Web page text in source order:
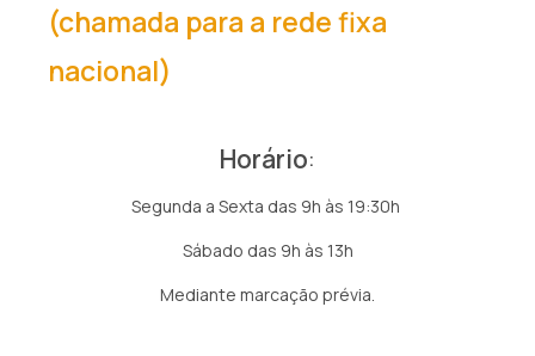
(chamada para a rede fixa
nacional)
Horário:
Segunda a Sexta das 9h às 19:30h
Sábado das 9h às 13h
Mediante marcação prévia.